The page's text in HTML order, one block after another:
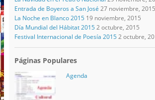
Entrada de Boyeros a San José 27 noviembre, 2015
La Noche en Blanco 2015 19 noviembre, 2015
Día Mundial del Hábitat 2015 2 octubre, 2015
Festival Internacional de Poesía 2015 2 octubre,
Páginas Populares
Agenda